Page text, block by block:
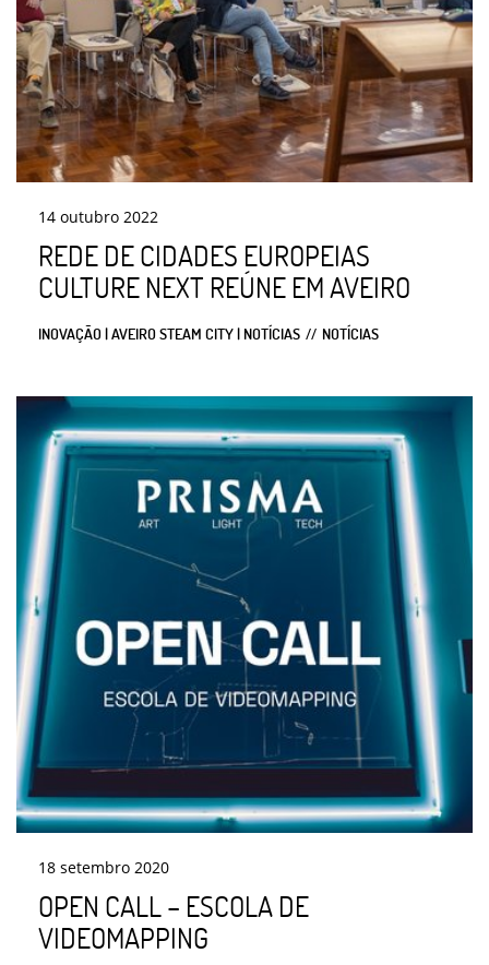
14 outubro 2022
REDE DE CIDADES EUROPEIAS
CULTURE NEXT REÚNE EM AVEIRO
INOVAÇÃO | AVEIRO STEAM CITY | NOTÍCIAS NOTÍCIAS
18 setembro 2020
OPEN CALL – ESCOLA DE
VIDEOMAPPING